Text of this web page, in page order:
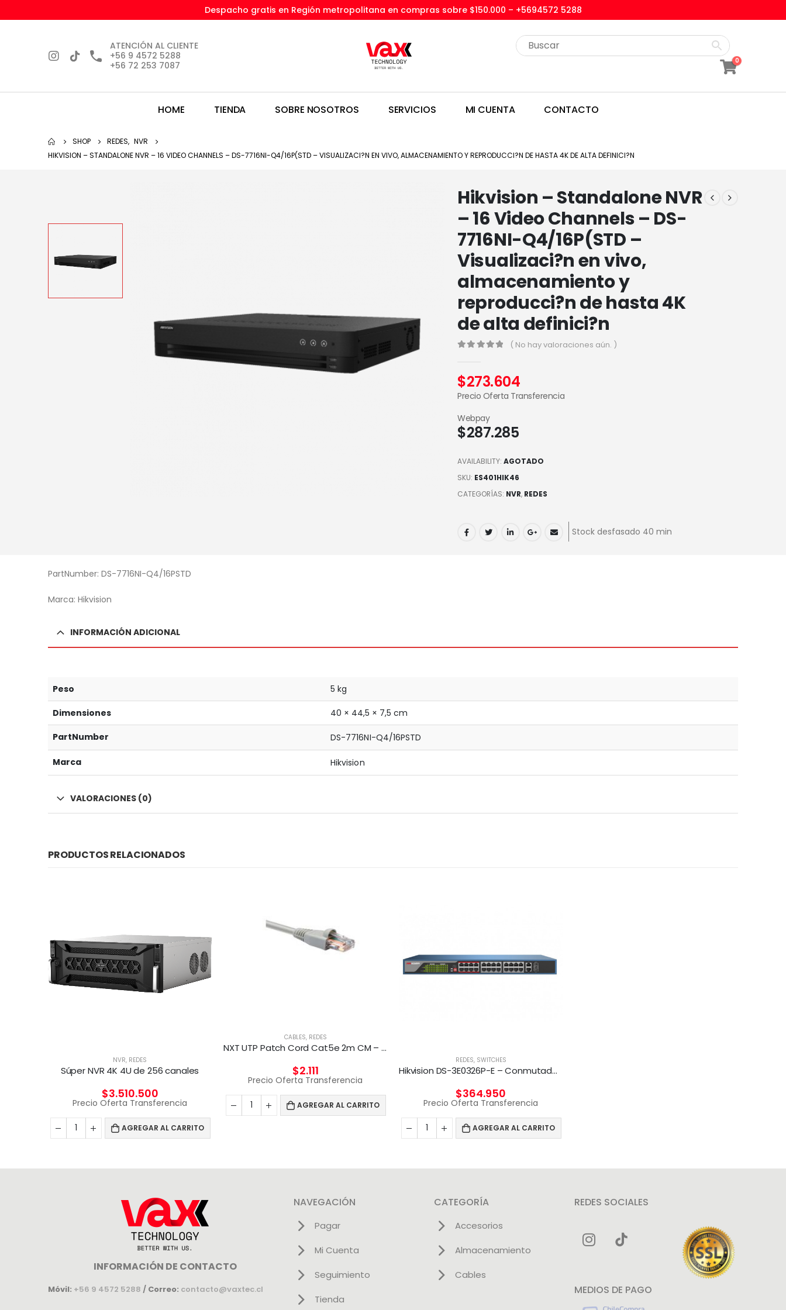
Despacho gratis en Región metropolitana en compras sobre $150.000 – +5694572 5288
ATENCIÓN AL CLIENTE
+56 9 4572 5288
+56 72 253 7087
0
HOME TIENDA SOBRE NOSOTROS SERVICIOS MI CUENTA CONTACTO
SHOP REDES, NVR
HIKVISION – STANDALONE NVR – 16 VIDEO CHANNELS – DS-7716NI-Q4/16P(STD – VISUALIZACI?N EN VIVO, ALMACENAMIENTO Y REPRODUCCI?N DE HASTA 4K DE ALTA DEFINICI?N
Hikvision – Standalone NVR
– 16 Video Channels – DS-
7716NI-Q4/16P(STD –
Visualizaci?n en vivo,
almacenamiento y
reproducci?n de hasta 4K
de alta definici?n
( No hay valoraciones aún. )
$273.604
Precio Oferta Transferencia
$287.285
Webpay
AVAILABILITY: AGOTADO
SKU: ES401HIK46
CATEGORÍAS: NVR, REDES
Stock desfasado 40 min
PartNumber: DS-7716NI-Q4/16PSTD
Marca: Hikvision
INFORMACIÓN ADICIONAL
Peso 5 kg
Dimensiones 40 × 44,5 × 7,5 cm
PartNumber DS-7716NI-Q4/16PSTD
Marca Hikvision
VALORACIONES (0)
PRODUCTOS RELACIONADOS
NVR, REDES
Súper NVR 4K 4U de 256 canales
$3.510.500
Precio Oferta Transferencia
AGREGAR AL CARRITO
CABLES, REDES
NXT UTP Patch Cord Cat5e 2m CM – GRIS
$2.111
Precio Oferta Transferencia
AGREGAR AL CARRITO
REDES, SWITCHES
Hikvision DS-3E0326P-E – Conmutador – sin gestionar – 24 x 10/100 (8 PoE) + 2 x Gigabit SFP (enlace ascendente) – sobremesa – PoE+ (370 W)
$364.950
Precio Oferta Transferencia
AGREGAR AL CARRITO
INFORMACIÓN DE CONTACTO
Móvil: +56 9 4572 5288 / Correo: contacto@vaxtec.cl
NAVEGACIÓN
Pagar
Mi Cuenta
Seguimiento
Tienda
CATEGORÍA
Accesorios
Almacenamiento
Cables
REDES SOCIALES
MEDIOS DE PAGO